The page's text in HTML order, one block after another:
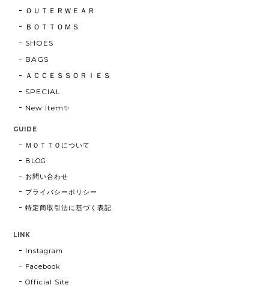
ＯＵＴＥＲＷＥＡＲ
ＢＯＴＴＯＭＳ
SHOES
BAGS
ＡＣＣＥＳＳＯＲＩＥＳ
SPECIAL
New Item✨
GUIDE
ＭＯＴＴＯについて
BLOG
お問い合わせ
プライバシーポリシー
特定商取引法に基づく表記
LINK
Instagram
Facebook
Official Site